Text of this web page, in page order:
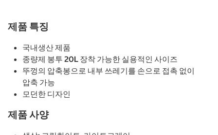
제품 특징
국내생산 제품
종량제 봉투 20L 장착 가능한 실용적인 사이즈
뚜껑의 압축봉으로 내부 쓰레기를 손으로 접촉 없이
압축 가능
모던한 디자인
제품 사양